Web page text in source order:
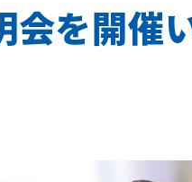
会を開催